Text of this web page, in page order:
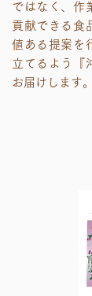
ではなく、作
貢献できる食
値ある提案を
立てるよう『
お届けします。